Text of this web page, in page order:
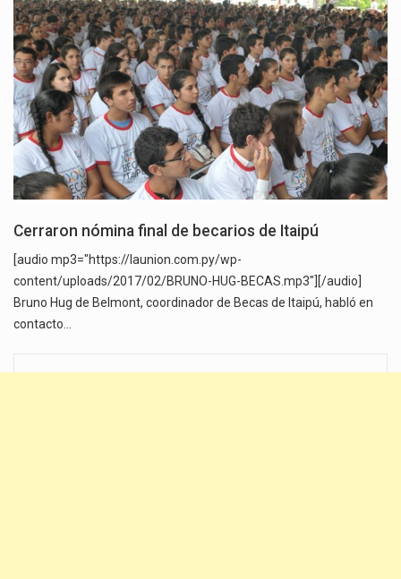
Cerraron nómina final de becarios de Itaipú
[audio mp3="https://launion.com.py/wp-
content/uploads/2017/02/BRUNO-HUG-BECAS.mp3"][/audio]
Bruno Hug de Belmont, coordinador de Becas de Itaipú, habló en
contacto…